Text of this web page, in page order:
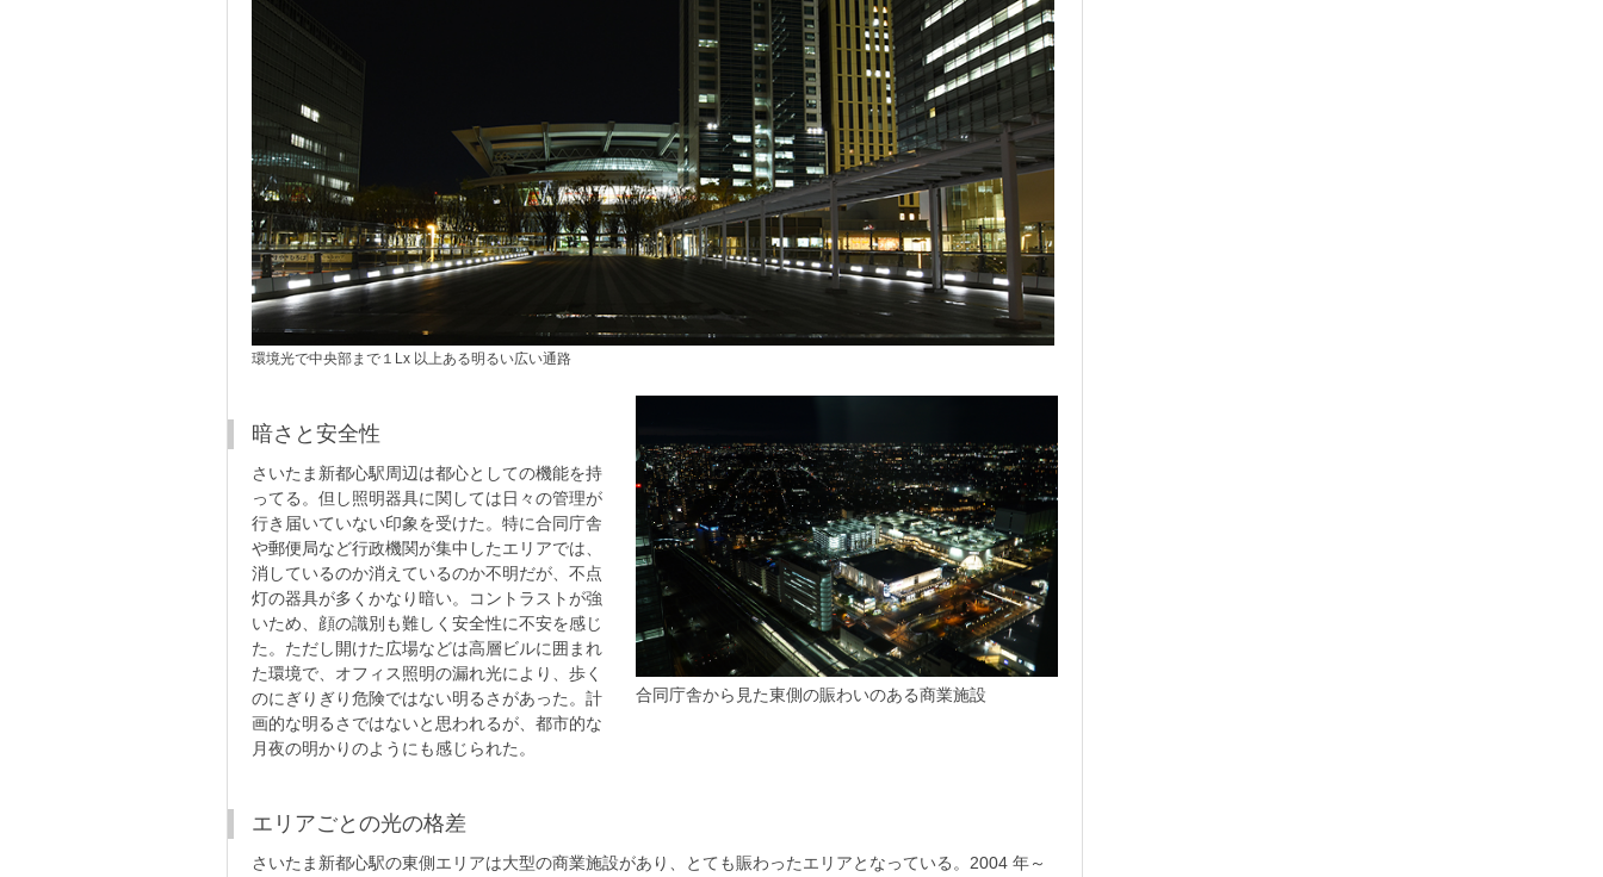
環境光で中央部まで１Lx 以上ある明るい広い通路
合同庁舎から見た東側の賑わいのある商業施設
暗さと安全性
さいたま新都心駅周辺は都心としての機能を持
ってる。但し照明器具に関しては日々の管理が
行き届いていない印象を受けた。特に合同庁舎
や郵便局など行政機関が集中したエリアでは、
消しているのか消えているのか不明だが、不点
灯の器具が多くかなり暗い。コントラストが強
いため、顔の識別も難しく安全性に不安を感じ
た。ただし開けた広場などは高層ビルに囲まれ
た環境で、オフィス照明の漏れ光により、歩く
のにぎりぎり危険ではない明るさがあった。計
画的な明るさではないと思われるが、都市的な
月夜の明かりのようにも感じられた。
エリアごとの光の格差
さいたま新都心駅の東側エリアは大型の商業施設があり、とても賑わったエリアとなっている。2004 年～